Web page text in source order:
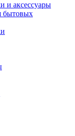
и аксессуары
бытовых